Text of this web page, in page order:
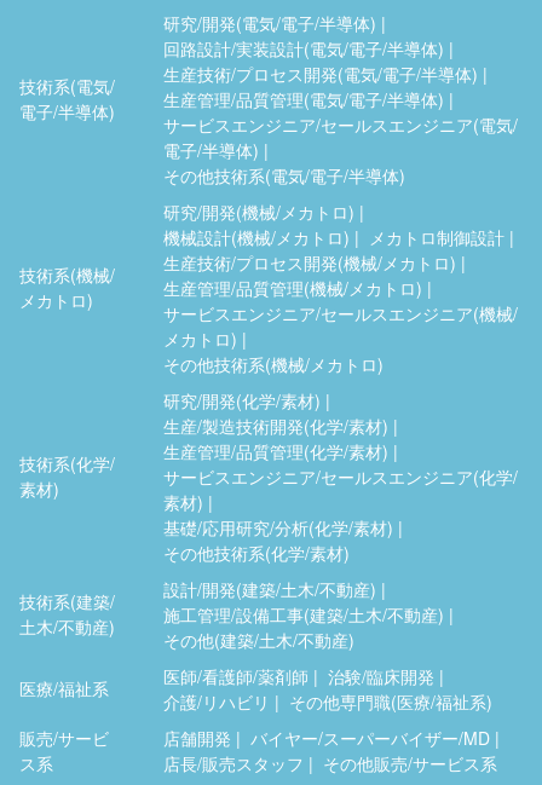
技術系(電気/
電子/半導体)
研究/開発(電気/電子/半導体)
回路設計/実装設計(電気/電子/半導体)
生産技術/プロセス開発(電気/電子/半導体)
生産管理/品質管理(電気/電子/半導体)
サービスエンジニア/セールスエンジニア(電気/
電子/半導体)
その他技術系(電気/電子/半導体)
技術系(機械/
メカトロ)
研究/開発(機械/メカトロ)
機械設計(機械/メカトロ)
メカトロ制御設計
生産技術/プロセス開発(機械/メカトロ)
生産管理/品質管理(機械/メカトロ)
サービスエンジニア/セールスエンジニア(機械/
メカトロ)
その他技術系(機械/メカトロ)
技術系(化学/
素材)
研究/開発(化学/素材)
生産/製造技術開発(化学/素材)
生産管理/品質管理(化学/素材)
サービスエンジニア/セールスエンジニア(化学/
素材)
基礎/応用研究/分析(化学/素材)
その他技術系(化学/素材)
技術系(建築/
土木/不動産)
設計/開発(建築/土木/不動産)
施工管理/設備工事(建築/土木/不動産)
その他(建築/土木/不動産)
医療/福祉系
医師/看護師/薬剤師
治験/臨床開発
介護/リハビリ
その他専門職(医療/福祉系)
販売/サービ
ス系
店舗開発
バイヤー/スーパーバイザー/MD
店長/販売スタッフ
その他販売/サービス系